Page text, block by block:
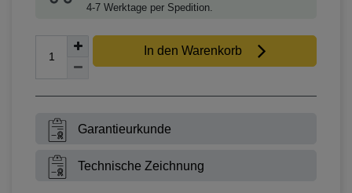
4-7 Werktage per Spedition.
In den Warenkorb
Garantieurkunde
Technische Zeichnung